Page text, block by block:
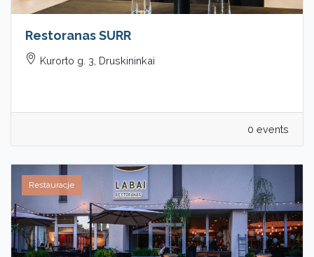
Restoranas SURR
Kurorto g. 3, Druskininkai
0 events
Restauracje